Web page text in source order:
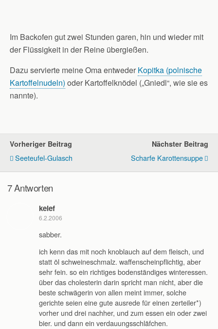
Im Backofen gut zwei Stunden garen, hin und wieder mit
der Flüssigkeit in der Reine übergießen.
Dazu servierte meine Oma entweder Kopitka (polnische
Kartoffelnudeln) oder Kartoffelknödel („Gniedl“, wie sie es
nannte).
Vorheriger Beitrag
Seeteufel-Gulasch
Nächster Beitrag
Scharfe Karottensuppe
7 Antworten
kelef
6.2.2006
sabber.
ich kenn das mit noch knoblauch auf dem fleisch, und
statt öl schweineschmalz. waffenscheinpflichtig, aber
sehr fein. so ein richtiges bodenständiges winteressen.
über das cholesterin darin spricht man nicht, aber die
beste schwägerin von allen meint immer, solche
gerichte seien eine gute ausrede für einen zerteiler*)
vorher und drei nachher, und zum essen ein oder zwei
bier. und dann ein verdauungsschläfchen.